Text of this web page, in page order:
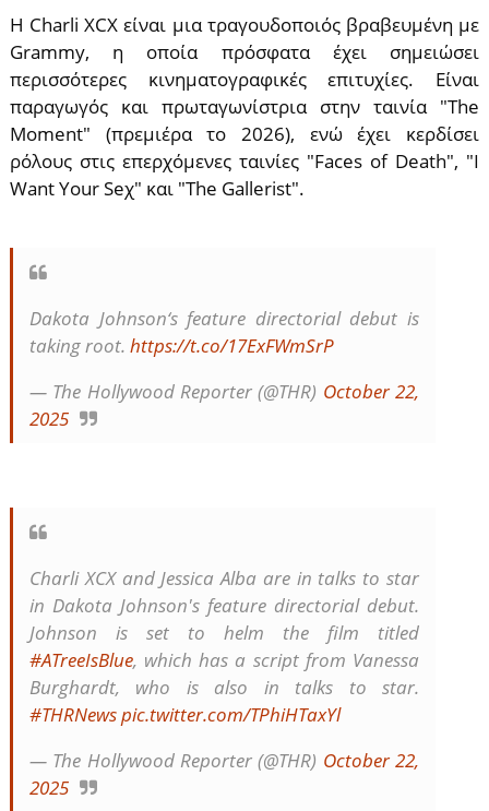
Η Charli XCX είναι μια τραγουδοποιός βραβευμένη με
Grammy, η οποία πρόσφατα έχει σημειώσει
περισσότερες κινηματογραφικές επιτυχίες. Είναι
παραγωγός και πρωταγωνίστρια στην ταινία "The
Moment" (πρεμιέρα το 2026), ενώ έχει κερδίσει
ρόλους στις επερχόμενες ταινίες "Faces of Death", "I
Want Your Seχ" και "The Gallerist".
Dakota Johnson‘s feature directorial debut is
taking root. https://t.co/17ExFWmSrP
— The Hollywood Reporter (@THR) October 22,
2025
Charli XCX and Jessica Alba are in talks to star
in Dakota Johnson's feature directorial debut.
Johnson is set to helm the film titled
#ATreeIsBlue, which has a script from Vanessa
Burghardt, who is also in talks to star.
#THRNewspic.twitter.com/TPhiHTaxYl
— The Hollywood Reporter (@THR) October 22,
2025